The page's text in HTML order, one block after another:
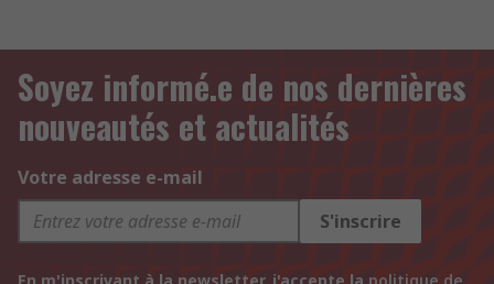
Soyez informé.e de nos dernières
nouveautés et actualités
Votre adresse e-mail
S'inscrire